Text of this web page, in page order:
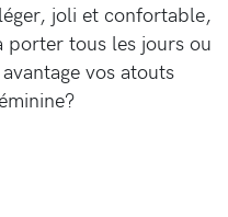
joli et confortable,
tous les jours ou
vos atouts